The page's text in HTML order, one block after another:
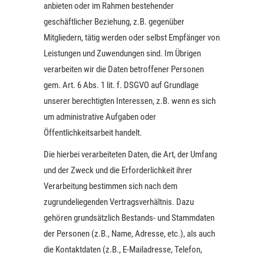
anbieten oder im Rahmen bestehender
geschäftlicher Beziehung, z.B. gegenüber
Mitgliedern, tätig werden oder selbst Empfänger von
Leistungen und Zuwendungen sind. Im Übrigen
verarbeiten wir die Daten betroffener Personen
gem. Art. 6 Abs. 1 lit. f. DSGVO auf Grundlage
unserer berechtigten Interessen, z.B. wenn es sich
um administrative Aufgaben oder
Öffentlichkeitsarbeit handelt.
Die hierbei verarbeiteten Daten, die Art, der Umfang
und der Zweck und die Erforderlichkeit ihrer
Verarbeitung bestimmen sich nach dem
zugrundeliegenden Vertragsverhältnis. Dazu
gehören grundsätzlich Bestands- und Stammdaten
der Personen (z.B., Name, Adresse, etc.), als auch
die Kontaktdaten (z.B., E-Mailadresse, Telefon,